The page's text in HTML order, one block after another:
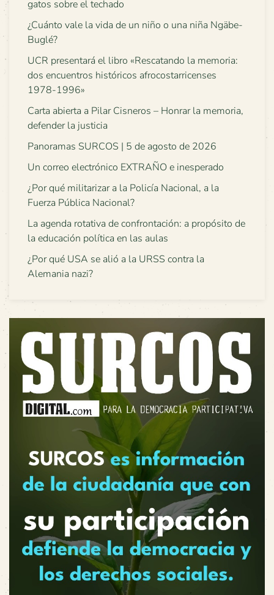
gatos sobre el techado
¿Cuánto vale la vida de un niño o una niña Ngäbe-
Buglé?
UCR presentará el libro «Rescatando la memoria:
dos encuentros históricos afrocostarricenses
1978-1996»
Carta abierta a Pilar Cisneros – Honrar la memoria,
defender la justicia
Panoramas SURCOS | 5 de agosto de 2026
Un correo electrónico EXTRAÑO e inesperado
¿Por qué militarizar a la Policía Nacional, a la
Fuerza Pública Nacional?
La agenda rotativa de confrontación: a propósito de
la educación política en las aulas
¿Por qué USA se alió a la URSS contra la
Alemania nazi?